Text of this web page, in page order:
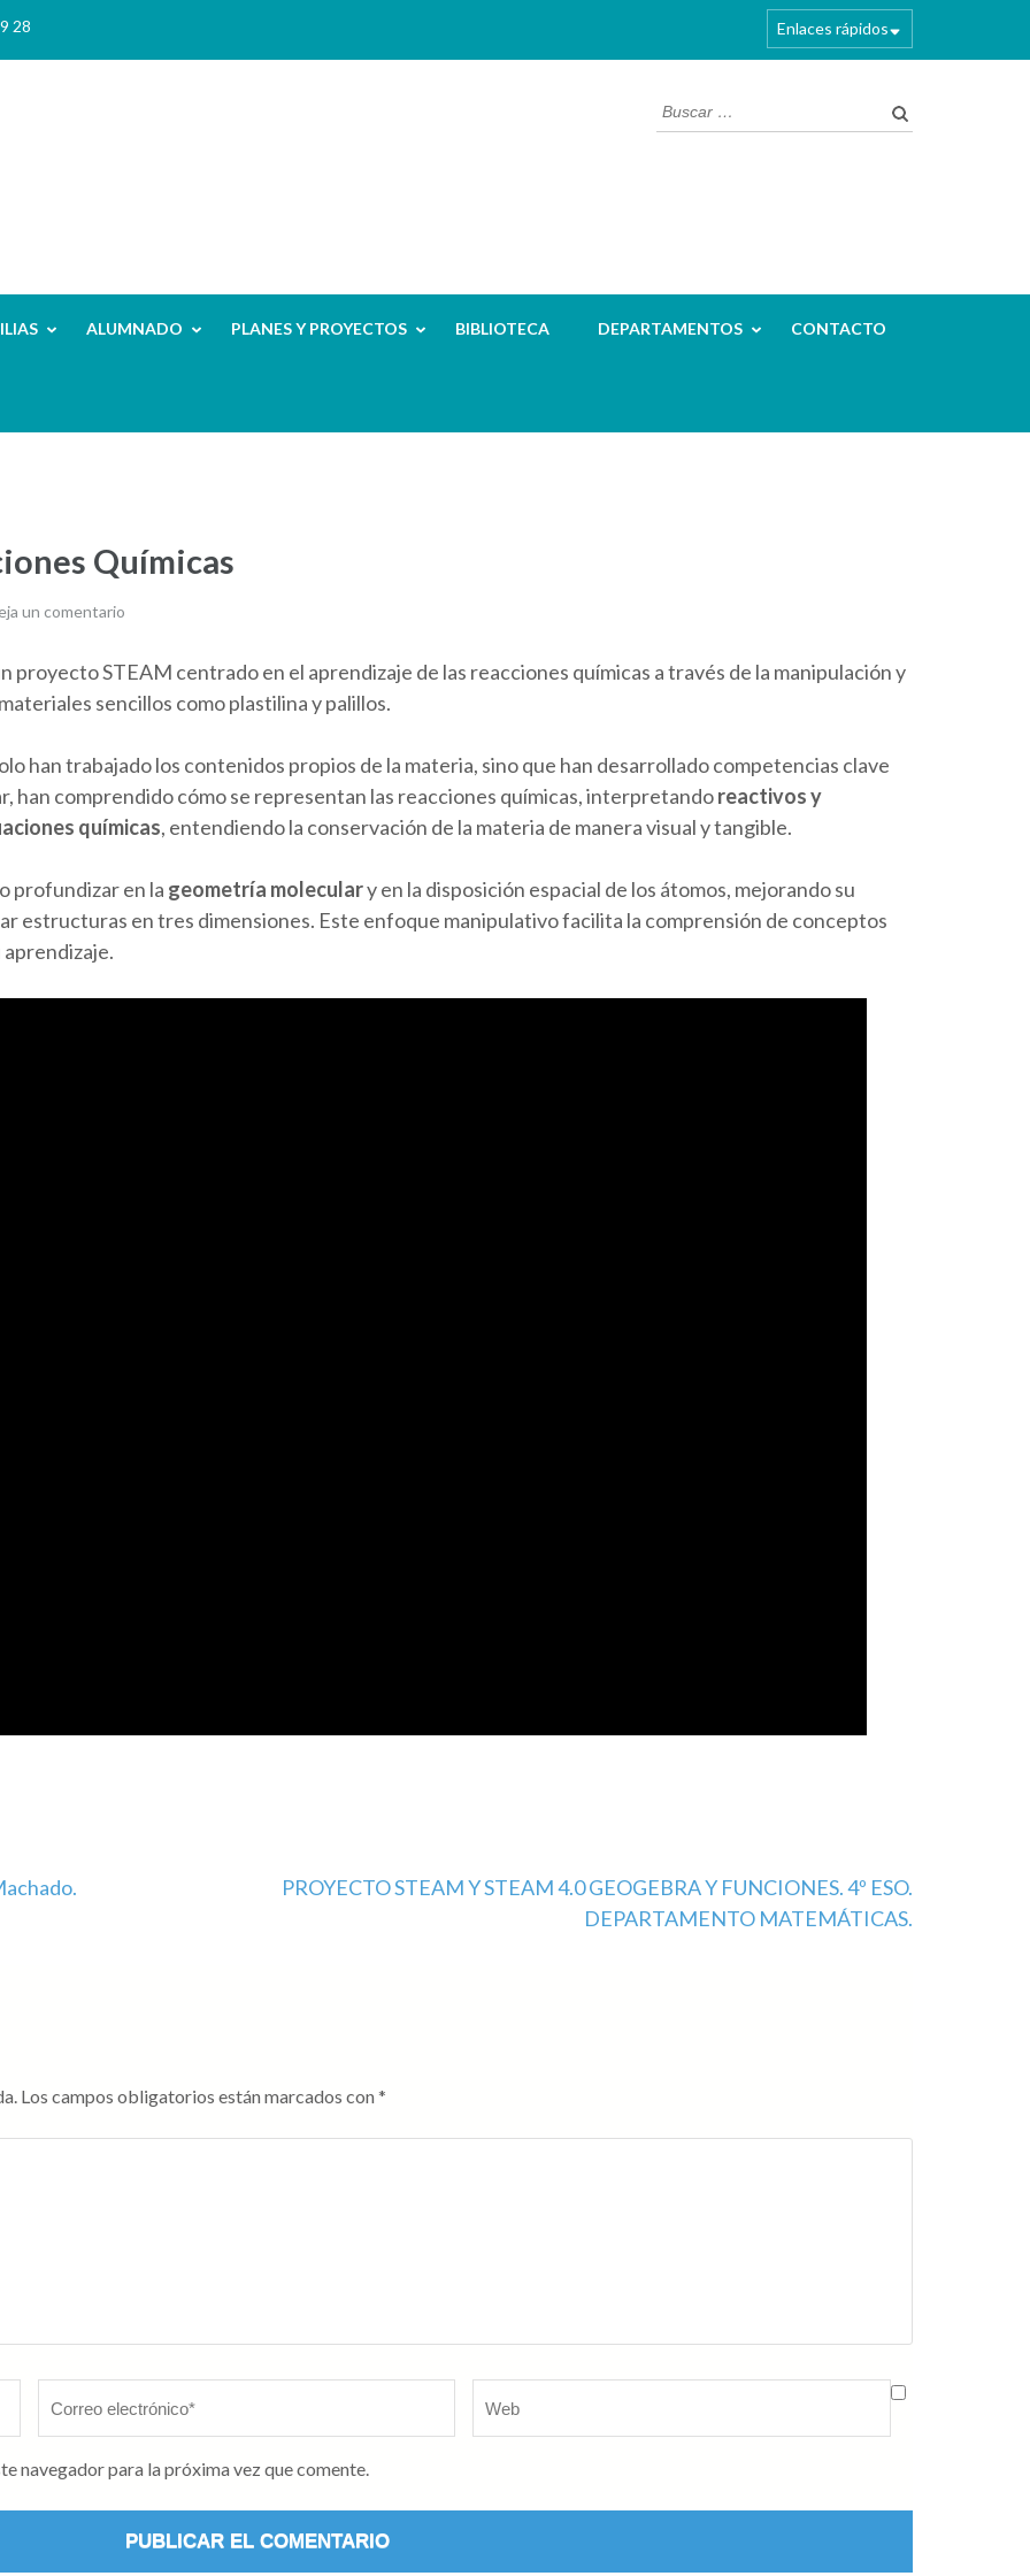
28 Enlaces rápidos
Buscar:
ALUMNADO PLANES Y PROYECTOS BIBLIOTECA DEPARTAMENTOS CONTACTO
Químicas
un comentario
proyecto STEAM centrado en el aprendizaje de las reacciones químicas a través de la manipulación y
sencillos como plastilina y palillos.
han trabajado los contenidos propios de la materia, sino que han desarrollado competencias clave
han comprendido cómo se representan las reacciones químicas, interpretandoreactivos y
químicas, entendiendo la conservación de la materia de manera visual y tangible.
profundizar en la geometría moleculary en la disposición espacial de los átomos, mejorando su
estructuras en tres dimensiones. Este enfoque manipulativo facilita la comprensión de conceptos
PROYECTO STEAM Y STEAM 4.0 GEOGEBRA Y FUNCIONES. 4º ESO.
DEPARTAMENTO MATEMÁTICAS.
Los campos obligatorios están marcados con *
electrónico*
navegador para la próxima vez que comente.